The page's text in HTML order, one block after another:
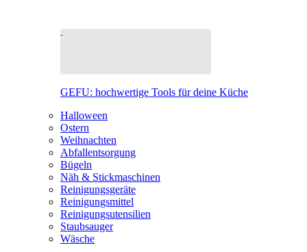
GEFU: hochwertige Tools für deine Küche
Halloween
Ostern
Weihnachten
Abfallentsorgung
Bügeln
Näh & Stickmaschinen
Reinigungsgeräte
Reinigungsmittel
Reinigungsutensilien
Staubsauger
Wäsche